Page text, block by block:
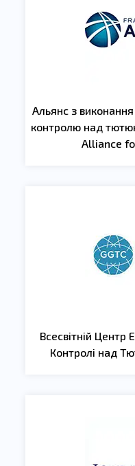
Альянс з
контролю над
Alliance
Всесвітній Центр
Контролі над